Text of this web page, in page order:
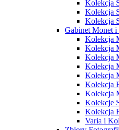
Kolekcja
Kolekcja
Kolekcja
Gabinet Monet i
Kolekcja
Kolekcja
Kolekcja
Kolekcja
Kolekcja
Kolekcja
Kolekcja
Kolekcje
Kolekcja
Varia i